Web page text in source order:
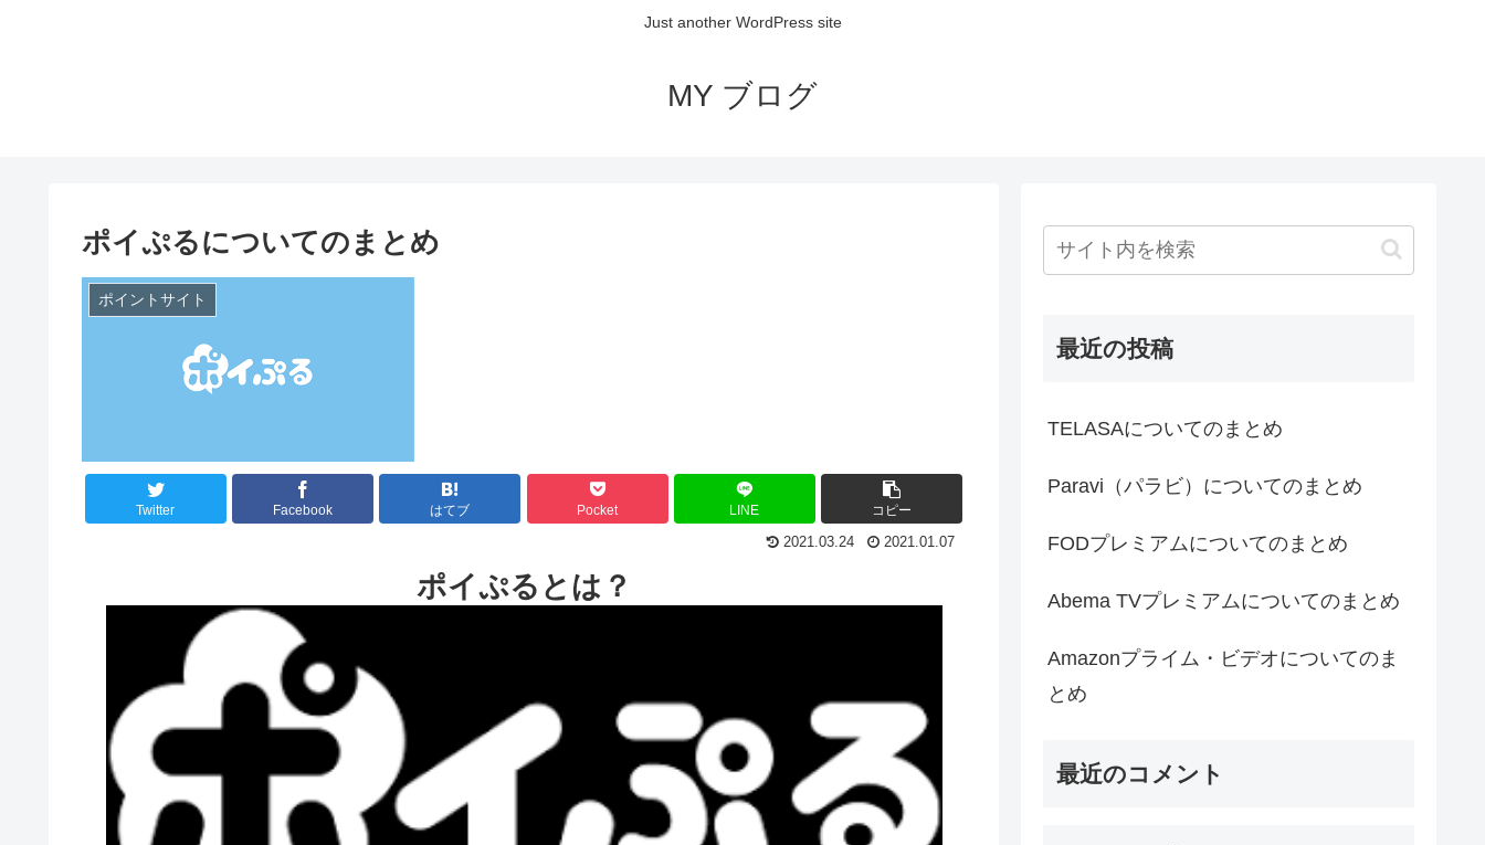
Just another WordPress site
MY ブログ
ポイぷるについてのまとめ
ポイントサイト
Twitter Facebook はてブ Pocket LINE コピー
2021.03.24 2021.01.07
ポイぷるとは？
最近の投稿
TELASAについてのまとめ
Paravi（パラビ）についてのまとめ
FODプレミアムについてのまとめ
Abema TVプレミアムについてのまとめ
Amazonプライム・ビデオについてのま
とめ
最近のコメント